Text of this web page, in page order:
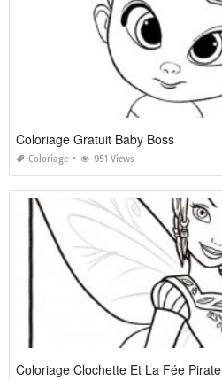
Coloriage Gratuit Baby Boss
Coloriage 951 Views
Coloriage Clochette Et La Fée Pirate